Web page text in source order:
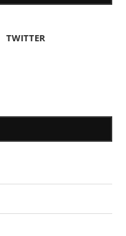
TWITTER